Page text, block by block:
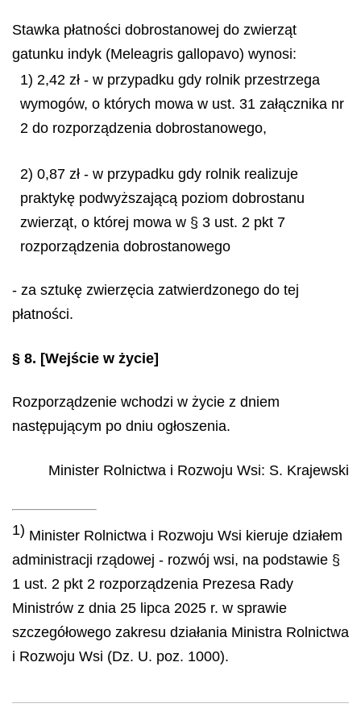
Stawka płatności dobrostanowej do zwierząt
gatunku indyk (Meleagris gallopavo) wynosi:
1) 2,42 zł - w przypadku gdy rolnik przestrzega
wymogów, o których mowa w ust. 31 załącznika nr
2 do rozporządzenia dobrostanowego,
2) 0,87 zł - w przypadku gdy rolnik realizuje
praktykę podwyższającą poziom dobrostanu
zwierząt, o której mowa w § 3 ust. 2 pkt 7
rozporządzenia dobrostanowego
- za sztukę zwierzęcia zatwierdzonego do tej
płatności.
§ 8. [Wejście w życie]
Rozporządzenie wchodzi w życie z dniem
następującym po dniu ogłoszenia.
Minister Rolnictwa i Rozwoju Wsi: S. Krajewski
1) Minister Rolnictwa i Rozwoju Wsi kieruje działem
administracji rządowej - rozwój wsi, na podstawie §
1 ust. 2 pkt 2 rozporządzenia Prezesa Rady
Ministrów z dnia 25 lipca 2025 r. w sprawie
szczegółowego zakresu działania Ministra Rolnictwa
i Rozwoju Wsi (Dz. U. poz. 1000).